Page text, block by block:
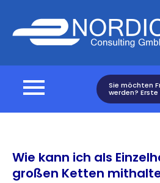
content
Sie möchten
werden?
Wie kann ich als
großen Ketten